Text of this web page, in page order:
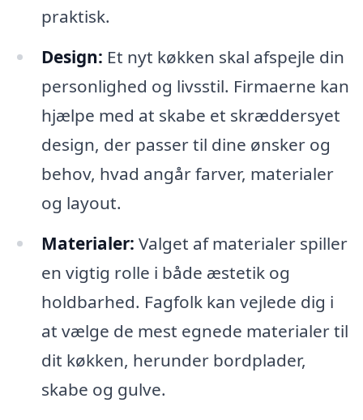
praktisk.
Design: Et nyt køkken skal afspejle din
personlighed og livsstil. Firmaerne kan
hjælpe med at skabe et skræddersyet
design, der passer til dine ønsker og
behov, hvad angår farver, materialer
og layout.
Materialer: Valget af materialer spiller
en vigtig rolle i både æstetik og
holdbarhed. Fagfolk kan vejlede dig i
at vælge de mest egnede materialer til
dit køkken, herunder bordplader,
skabe og gulve.